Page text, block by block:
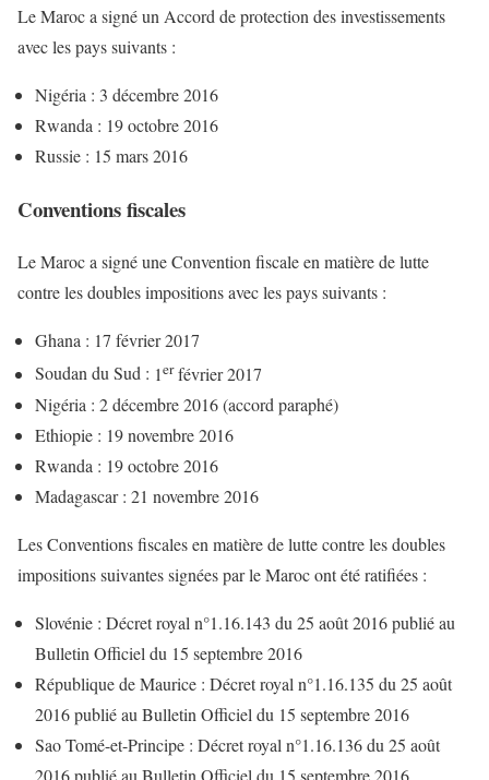
Le Maroc a signé un Accord de protection des investissements
avec les pays suivants :
Nigéria : 3 décembre 2016
Rwanda : 19 octobre 2016
Russie : 15 mars 2016
Conventions fiscales
Le Maroc a signé une Convention fiscale en matière de lutte
contre les doubles impositions avec les pays suivants :
Ghana : 17 février 2017
Soudan du Sud : 1erfévrier 2017
Nigéria : 2 décembre 2016 (accord paraphé)
Ethiopie : 19 novembre 2016
Rwanda : 19 octobre 2016
Madagascar : 21 novembre 2016
Les Conventions fiscales en matière de lutte contre les doubles
impositions suivantes signées par le Maroc ont été ratifiées :
Slovénie : Décret royal n°1.16.143 du 25 août 2016 publié au
Bulletin Officiel du 15 septembre 2016
République de Maurice : Décret royal n°1.16.135 du 25 août
2016 publié au Bulletin Officiel du 15 septembre 2016
Sao Tomé-et-Principe : Décret royal n°1.16.136 du 25 août
2016 publié au Bulletin Officiel du 15 septembre 2016